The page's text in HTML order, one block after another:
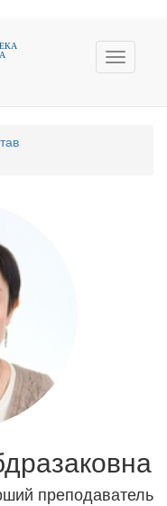
Toggle
преподаватель